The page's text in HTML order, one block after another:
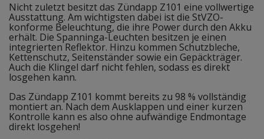
Nicht zuletzt besitzt das Zündapp Z101 eine vollwertige
Ausstattung. Am wichtigsten dabei ist die StVZO-
konforme Beleuchtung, die ihre Power durch den Akku
erhält. Die Spanninga-Leuchten besitzen je einen
integrierten Reflektor. Hinzu kommen Schutzbleche,
Kettenschutz, Seitenständer sowie ein Gepäckträger.
Auch die Klingel darf nicht fehlen, sodass es direkt
losgehen kann.
Das Zündapp Z101 kommt bereits zu 98 % vollständig
montiert an. Nach dem Ausklappen und einer kurzen
Kontrolle kann es also ohne aufwändige Endmontage
direkt losgehen!